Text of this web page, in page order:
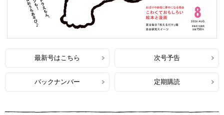
最新号はこちら 次号予告
バックナンバー 定期購読